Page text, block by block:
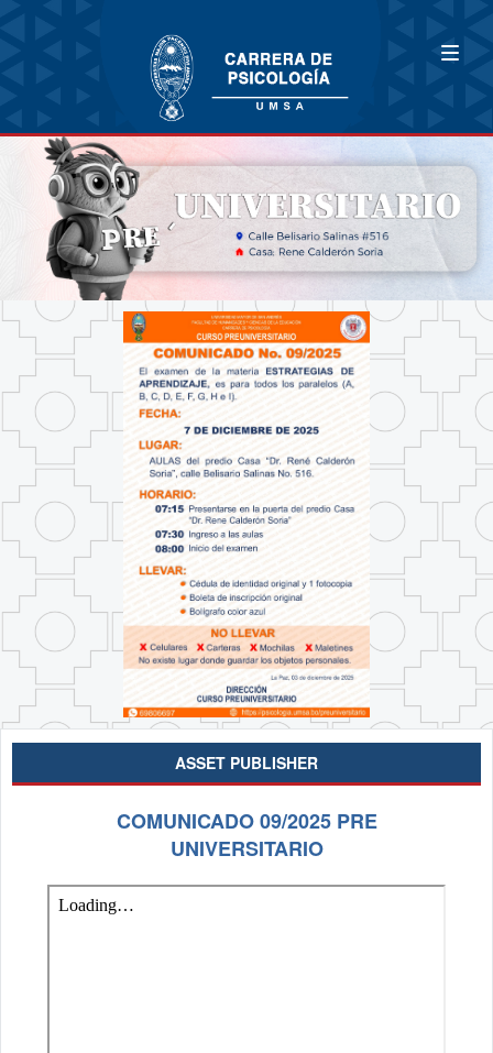
ASSET PUBLISHER
COMUNICADO 09/2025 PRE
UNIVERSITARIO